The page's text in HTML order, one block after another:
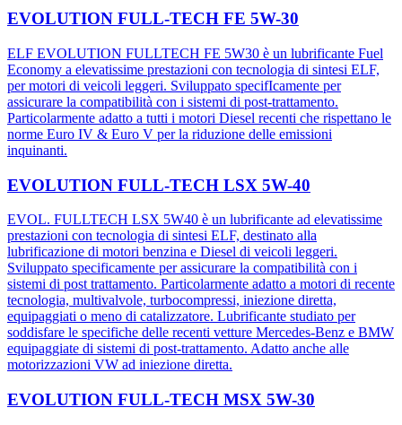
EVOLUTION FULL-TECH FE 5W-30
ELF EVOLUTION FULLTECH FE 5W30 è un lubrificante Fuel
Economy a elevatissime prestazioni con tecnologia di sintesi ELF,
per motori di veicoli leggeri. Sviluppato specifIcamente per
assicurare la compatibilità con i sistemi di post-trattamento.
Particolarmente adatto a tutti i motori Diesel recenti che rispettano le
norme Euro IV & Euro V per la riduzione delle emissioni
inquinanti.
EVOLUTION FULL-TECH LSX 5W-40
EVOL. FULLTECH LSX 5W40 è un lubrificante ad elevatissime
prestazioni con tecnologia di sintesi ELF, destinato alla
lubrificazione di motori benzina e Diesel di veicoli leggeri.
Sviluppato specificamente per assicurare la compatibilità con i
sistemi di post trattamento. Particolarmente adatto a motori di recente
tecnologia, multivalvole, turbocompressi, iniezione diretta,
equipaggiati o meno di catalizzatore. Lubrificante studiato per
soddisfare le specifiche delle recenti vetture Mercedes-Benz e BMW
equipaggiate di sistemi di post-trattamento. Adatto anche alle
motorizzazioni VW ad iniezione diretta.
EVOLUTION FULL-TECH MSX 5W-30